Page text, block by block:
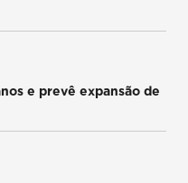
e prevê expansão de